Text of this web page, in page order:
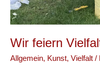
Wir feiern
Allgemein, Kunst, Vielfalt /